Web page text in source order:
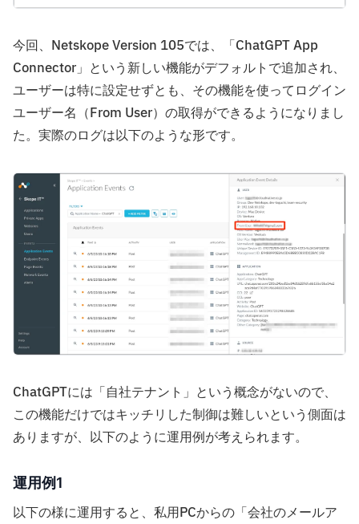
今回、Netskope Version 105では、「ChatGPT App
Connector」という新しい機能がデフォルトで追加され、
ユーザーは特に設定せずとも、その機能を使ってログイン
ユーザー名（From User）の取得ができるようになりまし
た。実際のログは以下のような形です。
ChatGPTには「自社テナント」という概念がないので、
この機能だけではキッチリした制御は難しいという側面は
ありますが、以下のように運用例が考えられます。
運用例1
以下の様に運用すると、私用PCからの「会社のメールア